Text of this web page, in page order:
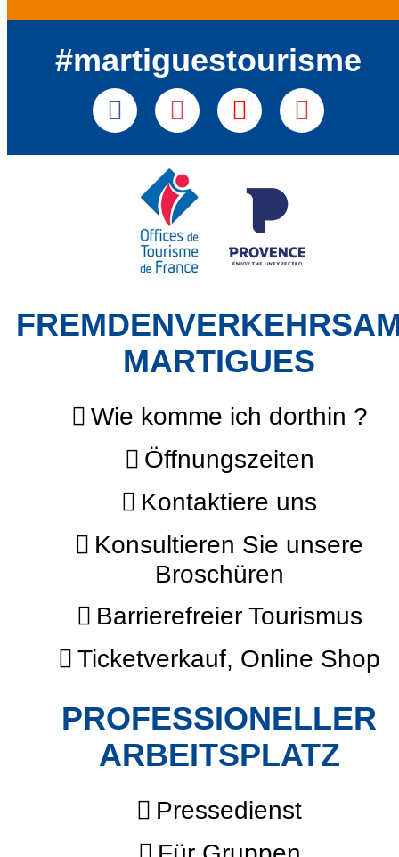
#martiguestourisme
MARTIGUES
Wie komme ich dorthin ?
Öffnungszeiten
Kontaktiere uns
Konsultieren Sie unsere
Broschüren
Barrierefreier Tourismus
Ticketverkauf, Online Shop
PROFESSIONELLER
ARBEITSPLATZ
Pressedienst